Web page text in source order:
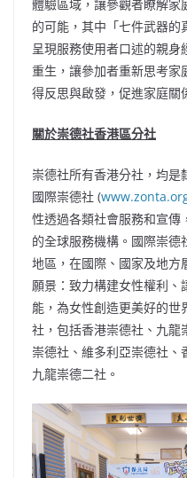
體驗區域，讓參觀者瞭解家
的可能，其中「七件武器的
呈現服務使用者口述的親
重生，讓參加者重新思考家
得反思與啟發，促進家庭關
關於崇德社香港區分社
崇德社所有香港分社，均是
國際崇德社 (
性透過各類社會服務和宣傳
的全球服務機構。國際崇
地區，在國際、國家及地方
願景：致力構建女性權利、
能，為女性創造更美好的
社，包括香港崇德社、九龍
崇德社、維多利亞崇德社
九龍崇德二社。